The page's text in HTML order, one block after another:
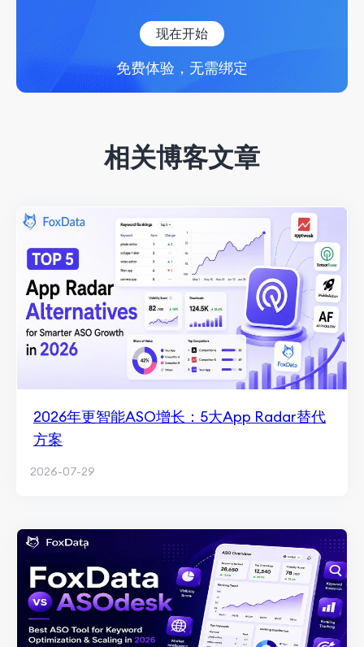
现在开始
免费体验，无需绑定
相关博客文章
2026年更智能ASO增长：5大App Radar替代
方案
2026-07-29